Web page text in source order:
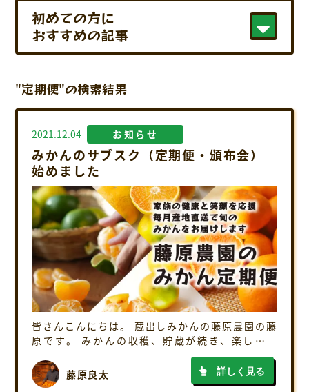
初めての方に
おすすめの記事
"定期便"の検索結果
2021.12.04 お知らせ
みかんのサブスク（定期便・頒布会）
始めました
皆さんこんにちは。 蔵出しみかんの藤原農園の藤
原です。 みかんの収穫、貯蔵が続き、楽しい毎
日。 そんな中で先週末、小学校時代の同級生から
子供に収穫体験させてほしいという連絡が。 繁忙
期なのでなかなかそういうイベントは難し […]
藤原良太 詳しく見る